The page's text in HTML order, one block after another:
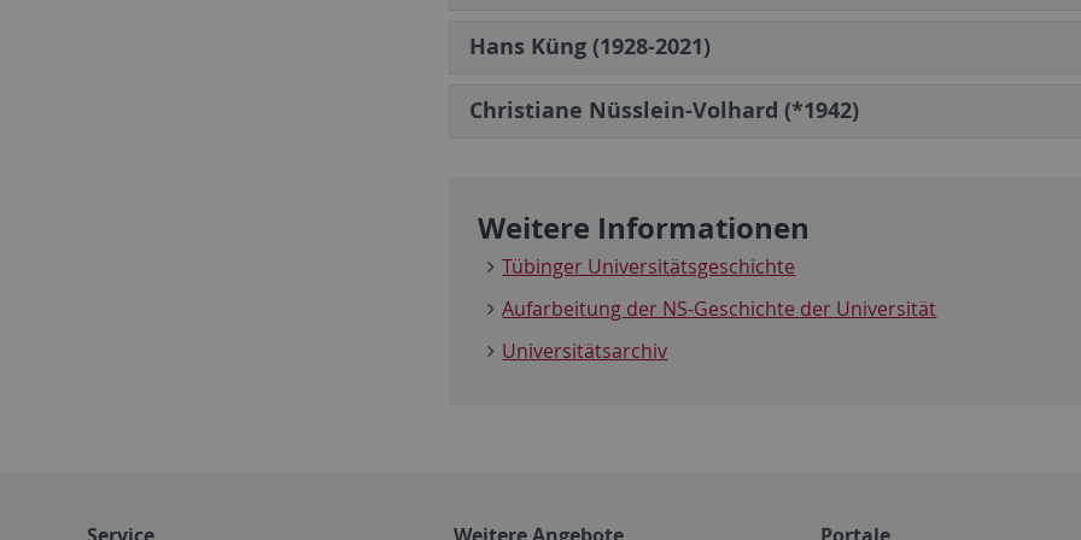
Hans Küng (1928-2021)
Christiane Nüsslein-Volhard (*1942)
Weitere Informationen
Tübinger Universitätsgeschichte
Aufarbeitung der NS-Geschichte der Universität
Universitätsarchiv
Service Weitere Angebote Portale